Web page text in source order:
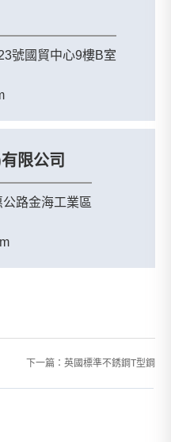
號國貿中心9樓B室
限公司
路金海工業區
下一篇： 英國標準不銹鋼T型鋼